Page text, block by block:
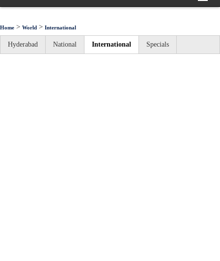
Home > World > International
Hyderabad National International Specials